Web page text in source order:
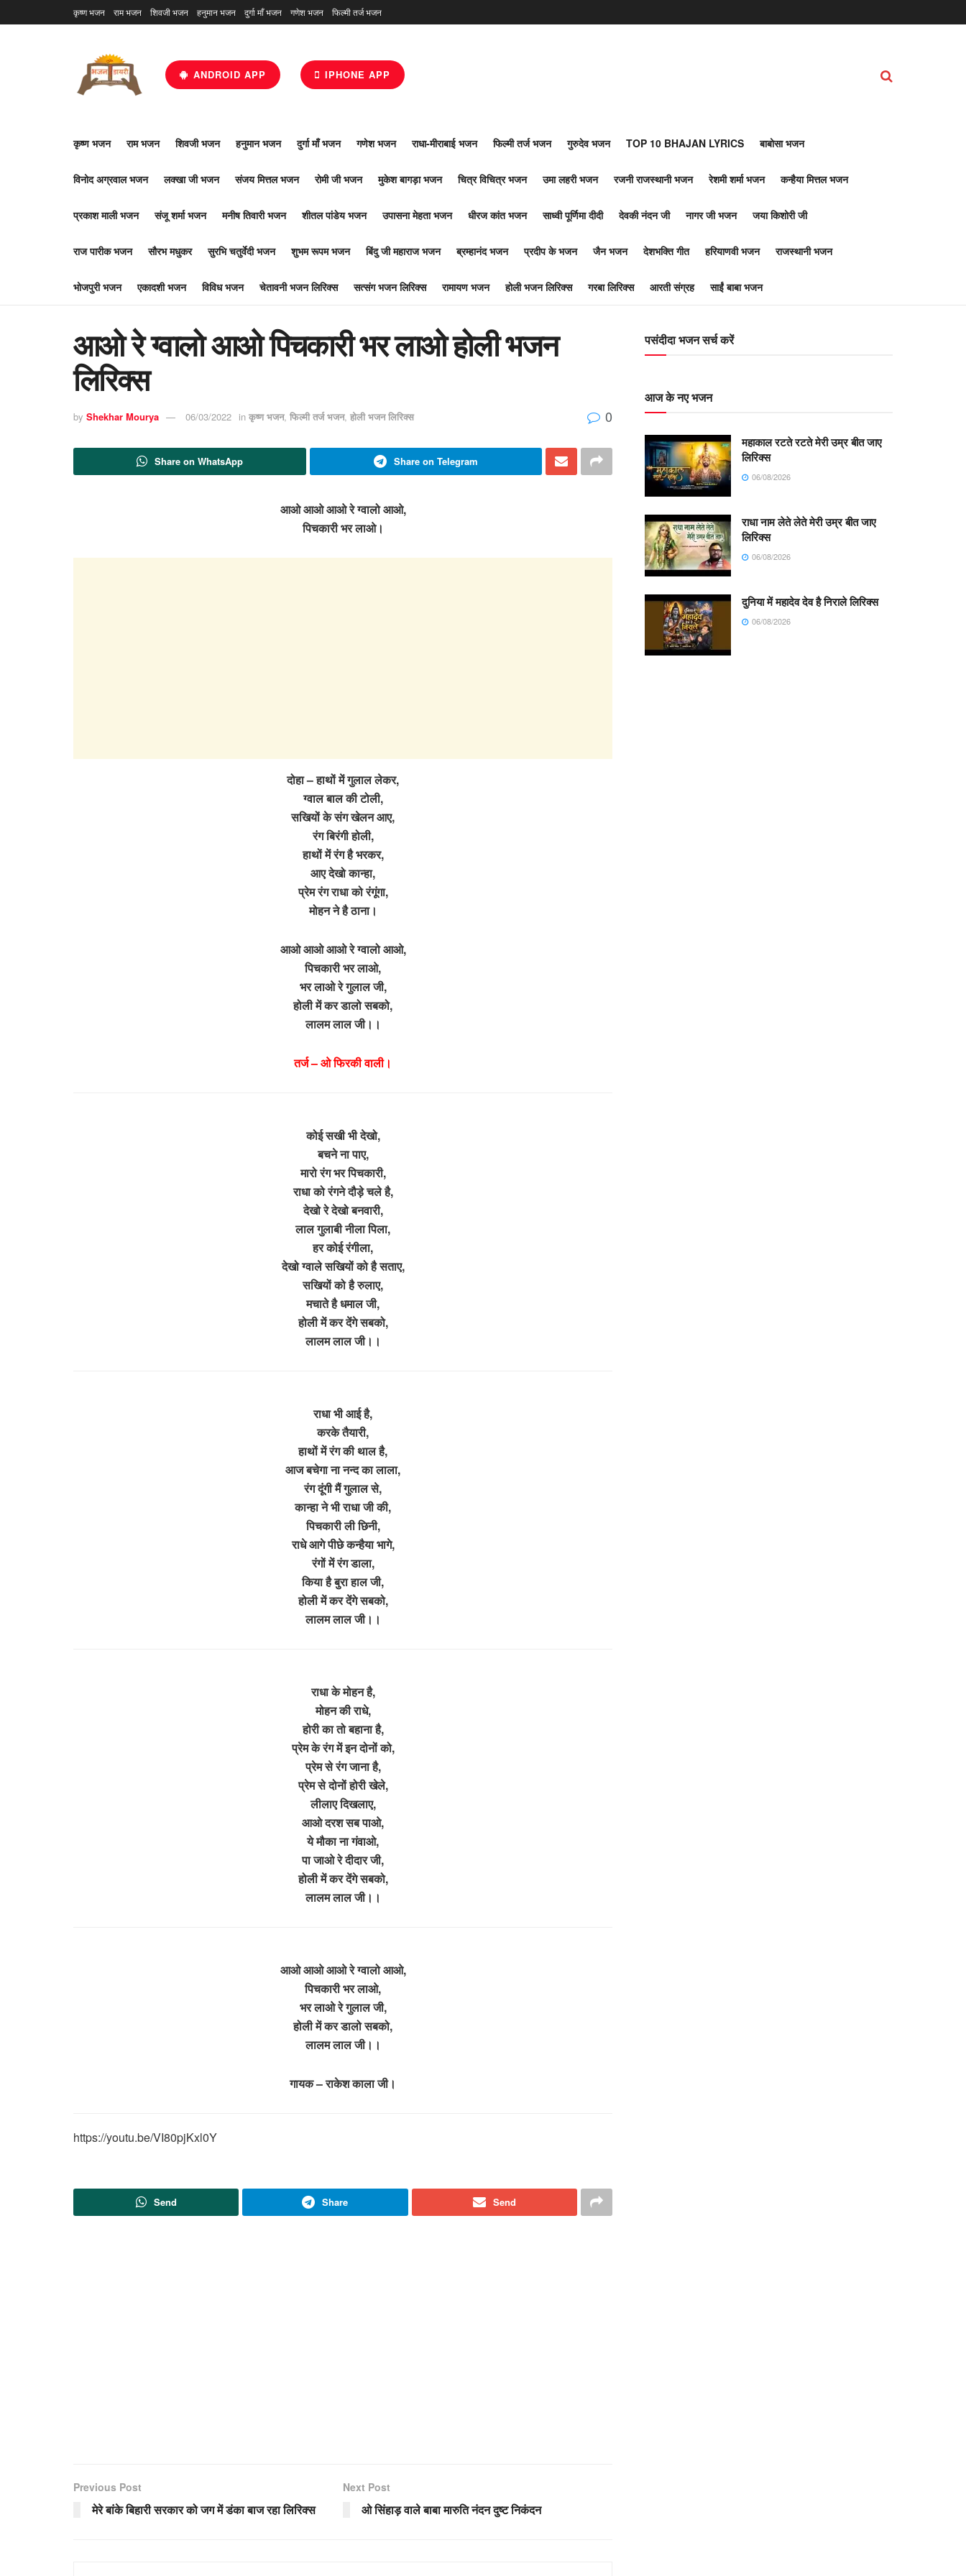
कृष्ण भजन राम भजन शिवजी भजन हनुमान भजन दुर्गा माँ भजन गणेश भजन फिल्मी तर्ज भजन
ANDROID APP IPHONE APP
कृष्ण भजन राम भजन शिवजी भजन हनुमान भजन दुर्गा माँ भजन गणेश भजन राधा-मीराबाई भजन फिल्मी तर्ज भजन गुरुदेव भजन TOP 10 BHAJAN LYRICS बाबोसा भजन
विनोद अग्रवाल भजन लक्खा जी भजन संजय मित्तल भजन रोमी जी भजन मुकेश बागड़ा भजन चित्र विचित्र भजन उमा लहरी भजन रजनी राजस्थानी भजन रेशमी शर्मा भजन कन्हैया मित्तल भजन
प्रकाश माली भजन संजू शर्मा भजन मनीष तिवारी भजन शीतल पांडेय भजन उपासना मेहता भजन धीरज कांत भजन साध्वी पूर्णिमा दीदी देवकी नंदन जी नागर जी भजन जया किशोरी जी
राज पारीक भजन सौरभ मधुकर सुरभि चतुर्वेदी भजन शुभम रूपम भजन बिंदु जी महाराज भजन ब्रम्हानंद भजन प्रदीप के भजन जैन भजन देशभक्ति गीत हरियाणवी भजन राजस्थानी भजन
भोजपुरी भजन एकादशी भजन विविध भजन चेतावनी भजन लिरिक्स सत्संग भजन लिरिक्स रामायण भजन होली भजन लिरिक्स गरबा लिरिक्स आरती संग्रह साईं बाबा भजन
आओ रे ग्वालो आओ पिचकारी भर लाओ होली भजन
लिरिक्स
by Shekhar Mourya 06/03/2022 in कृष्ण भजन, फिल्मी तर्ज भजन, होली भजन लिरिक्स 0
Share on WhatsApp Share on Telegram
आओ आओ आओ रे ग्वालो आओ,
पिचकारी भर लाओ।
दोहा – हाथों में गुलाल लेकर,
ग्वाल बाल की टोली,
सखियों के संग खेलन आए,
रंग बिरंगी होली,
हाथों में रंग है भरकर,
आए देखो कान्हा,
प्रेम रंग राधा को रंगूंगा,
मोहन ने है ठाना।
आओ आओ आओ रे ग्वालो आओ,
पिचकारी भर लाओ,
भर लाओ रे गुलाल जी,
होली में कर डालो सबको,
लालम लाल जी।।
तर्ज – ओ फिरकी वाली।
कोई सखी भी देखो,
बचने ना पाए,
मारो रंग भर पिचकारी,
राधा को रंगने दौड़े चले है,
देखो रे देखो बनवारी,
लाल गुलाबी नीला पिला,
हर कोई रंगीला,
देखो ग्वाले सखियों को है सताए,
सखियों को है रुलाए,
मचाते है धमाल जी,
होली में कर देंगे सबको,
लालम लाल जी।।
राधा भी आई है,
करके तैयारी,
हाथों में रंग की थाल है,
आज बचेगा ना नन्द का लाला,
रंग दूंगी मैं गुलाल से,
कान्हा ने भी राधा जी की,
पिचकारी ली छिनी,
राधे आगे पीछे कन्हैया भागे,
रंगों में रंग डाला,
किया है बुरा हाल जी,
होली में कर देंगे सबको,
लालम लाल जी।।
राधा के मोहन है,
मोहन की राधे,
होरी का तो बहाना है,
प्रेम के रंग में इन दोनों को,
प्रेम से रंग जाना है,
प्रेम से दोनों होरी खेले,
लीलाए दिखलाए,
आओ दरश सब पाओ,
ये मौका ना गंवाओ,
पा जाओ रे दीदार जी,
होली में कर देंगे सबको,
लालम लाल जी।।
आओ आओ आओ रे ग्वालो आओ,
पिचकारी भर लाओ,
भर लाओ रे गुलाल जी,
होली में कर डालो सबको,
लालम लाल जी।।
गायक – राकेश काला जी।
https://youtu.be/VI80pjKxl0Y
Send Share Send
Previous Post
मेरे बांके बिहारी सरकार को जग में डंका बाज रहा लिरिक्स
Next Post
ओ सिंहाड़ वाले बाबा मारुति नंदन दुष्ट निकंदन
पसंदीदा भजन सर्च करें
आज के नए भजन
महाकाल रटते रटते मेरी उम्र बीत जाए
लिरिक्स
06/08/2026
राधा नाम लेते लेते मेरी उम्र बीत जाए
लिरिक्स
06/08/2026
दुनिया में महादेव देव है निराले लिरिक्स
06/08/2026